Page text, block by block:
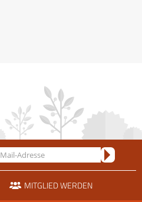
MITGLIED WERDEN